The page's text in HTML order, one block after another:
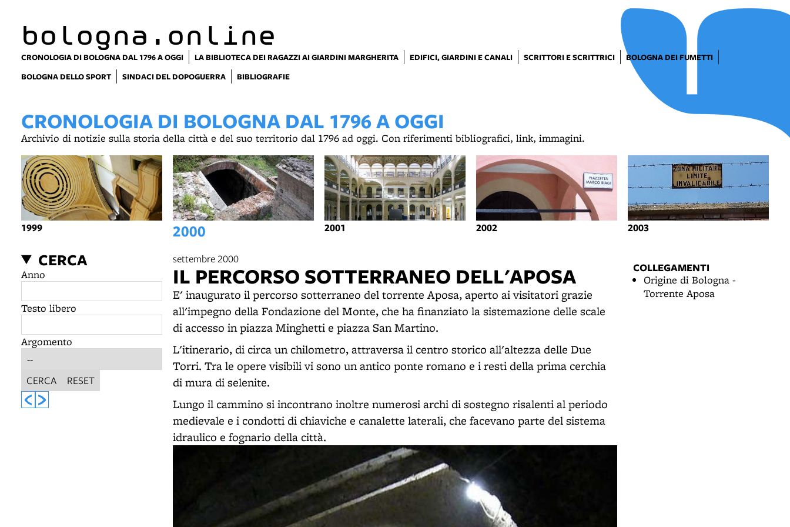
bologna.online
CRONOLOGIA DI BOLOGNA DAL 1796 A OGGI LA BIBLIOTECA DEI RAGAZZI AI GIARDINI MARGHERITA EDIFICI, GIARDINI E CANALI SCRITTORI E SCRITTRICI
BOLOGNA DEI FUMETTI
BOLOGNA DELLO SPORT
SINDACI DEL DOPOGUERRA BIBLIOGRAFIE
CRONOLOGIA DI BOLOGNA DAL 1796 A OGGI
Archivio di notizie sulla storia della città e del suo territorio dal 1796 ad oggi. Con riferimenti bibliografici, link, immagini.
1999 2000 2001 2002 2003
CERCA
Anno
Testo libero
Argomento
CERCA RESET
settembre 2000
IL PERCORSO SOTTERRANEO DELL'APOSA
E' inaugurato il percorso sotterraneo del torrente Aposa, aperto ai visitatori grazie
all'impegno della Fondazione del Monte, che ha finanziato la sistemazione delle scale
di accesso in piazza Minghetti e piazza San Martino.
L'itinerario, di circa un chilometro, attraversa il centro storico all'altezza delle Due
Torri. Tra le opere visibili vi sono un antico ponte romano e i resti della prima cerchia
di mura di selenite.
Lungo il cammino si incontrano inoltre numerosi archi di sostegno risalenti al periodo
medievale e i condotti di chiaviche e canalette laterali, che facevano parte del sistema
idraulico e fognario della città.
COLLEGAMENTI
Origine di Bologna -
Torrente Aposa